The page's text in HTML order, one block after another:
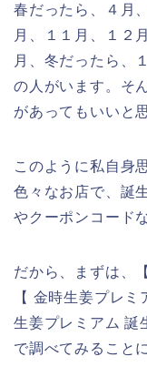
春だったら、４月
月、１１月、１２
月、冬だったら、
の人がいます。そ
があってもいいと
このように私自身
色々なお店で、誕
やクーポンコード
だから、まずは、
【 金時生姜プレ
生姜プレミアム 誕
で調べてみること